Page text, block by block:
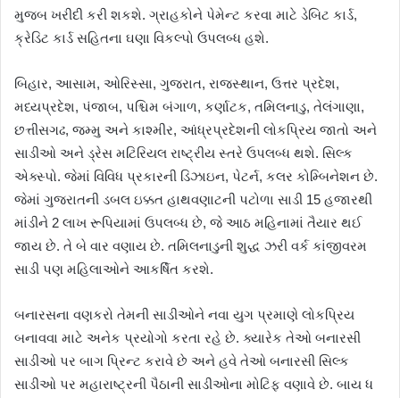
મુજબ ખરીદી કરી શકશે. ગ્રાહકોને પેમેન્ટ કરવા માટે ડેબિટ કાર્ડ,
ક્રેડિટ કાર્ડ સહિતના ઘણા વિકલ્પો ઉપલબ્ધ હશે.
બિહાર, આસામ, ઓરિસ્સા, ગુજરાત, રાજસ્થાન, ઉત્તર પ્રદેશ,
મધ્યપ્રદેશ, પંજાબ, પશ્ચિમ બંગાળ, કર્ણાટક, તમિલનાડુ, તેલંગાણા,
છત્તીસગઢ, જમ્મુ અને કાશ્મીર, આંધ્રપ્રદેશની લોકપ્રિય જાતો અને
સાડીઓ અને ડ્રેસ મટિરિયલ રાષ્ટ્રીય સ્તરે ઉપલબ્ધ થશે. સિલ્ક
એક્સ્પો. જેમાં વિવિધ પ્રકારની ડિઝાઇન, પેટર્ન, કલર કોમ્બિનેશન છે.
જેમાં ગુજરાતની ડબલ ઇક્કત હાથવણાટની પટોળા સાડી 15 હજારથી
માંડીને 2 લાખ રૂપિયામાં ઉપલબ્ધ છે, જે આઠ મહિનામાં તૈયાર થઈ
જાય છે. તે બે વાર વણાય છે. તમિલનાડુની શુદ્ધ ઝરી વર્ક કાંજીવરમ
સાડી પણ મહિલાઓને આકર્ષિત કરશે.
બનારસના વણકરો તેમની સાડીઓને નવા યુગ પ્રમાણે લોકપ્રિય
બનાવવા માટે અનેક પ્રયોગો કરતા રહે છે. ક્યારેક તેઓ બનારસી
સાડીઓ પર બાગ પ્રિન્ટ કરાવે છે અને હવે તેઓ બનારસી સિલ્ક
સાડીઓ પર મહારાષ્ટ્રની પૈઠાની સાડીઓના મોટિફ વણાવે છે. બાય ધ